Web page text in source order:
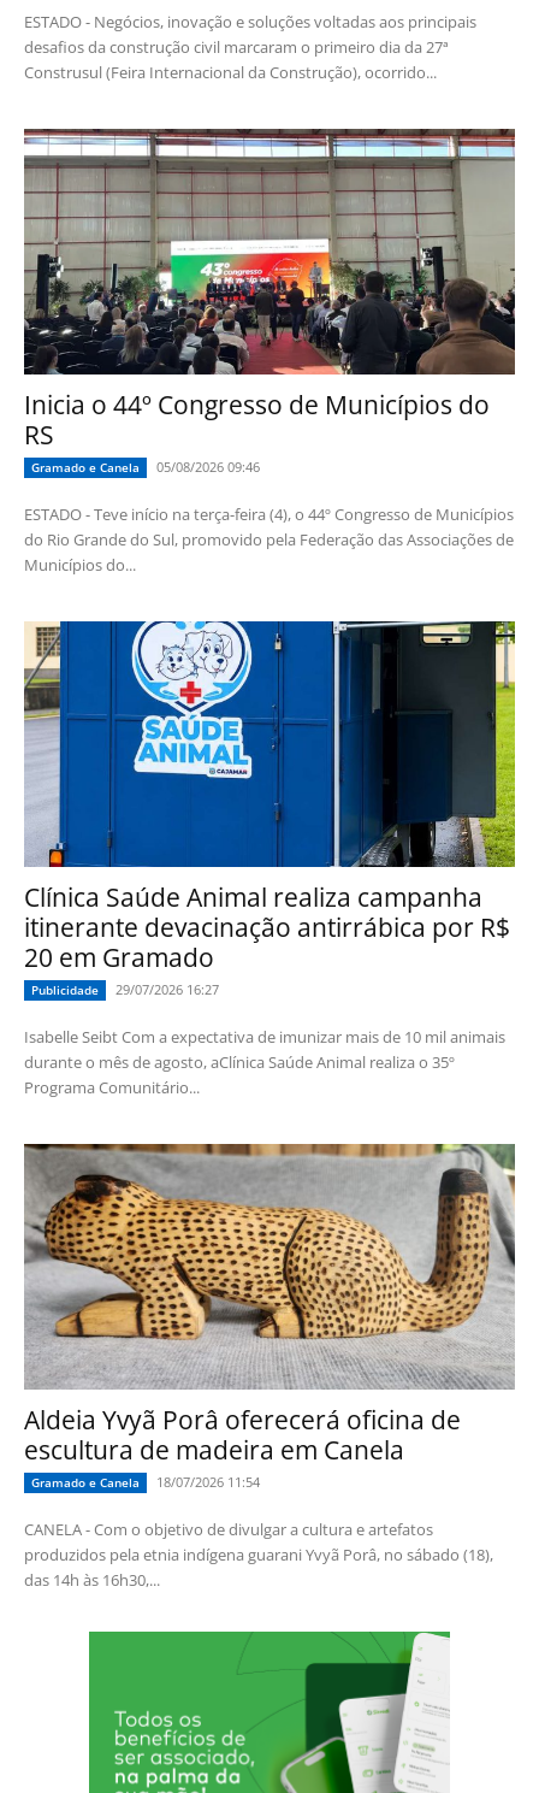
ESTADO - Negócios, inovação e soluções voltadas aos principais
desafios da construção civil marcaram o primeiro dia da 27ª
Construsul (Feira Internacional da Construção), ocorrido...
Inicia o 44º Congresso de Municípios do
RS
Gramado e Canela 05/08/2026 09:46
ESTADO - Teve início na terça-feira (4), o 44º Congresso de Municípios
do Rio Grande do Sul, promovido pela Federação das Associações de
Municípios do...
Clínica Saúde Animal realiza campanha
itinerante devacinação antirrábica por R$
20 em Gramado
Publicidade 29/07/2026 16:27
Isabelle Seibt Com a expectativa de imunizar mais de 10 mil animais
durante o mês de agosto, aClínica Saúde Animal realiza o 35º
Programa Comunitário...
Aldeia Yvyã Porâ oferecerá oficina de
escultura de madeira em Canela
Gramado e Canela 18/07/2026 11:54
CANELA - Com o objetivo de divulgar a cultura e artefatos
produzidos pela etnia indígena guarani Yvyã Porâ, no sábado (18),
das 14h às 16h30,...